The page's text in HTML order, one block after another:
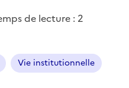
de lecture : 2
Vie institutionnelle